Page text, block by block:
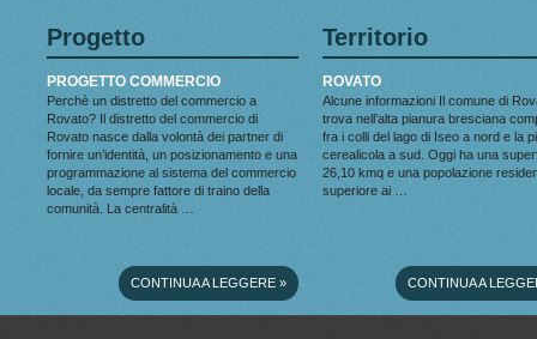
Progetto
PROGETTO COMMERCIO
Perchè un distretto del commercio a
Rovato? Il distretto del commercio di
Rovato nasce dalla volontà dei partner di
fornire un’identità, un posizionamento e una
programmazione al sistema del commercio
locale, da sempre fattore di traino della
comunità. La centralità …
CONTINUA A LEGGERE »
Territorio
ROVATO
Alcune informazioni Il comune di
trova nell’alta pianura bresciana
fra i colli del lago di Iseo a nord e la
cerealicola a sud. Oggi ha una
26,10 kmq e una popolazione
superiore ai …
CONTINUA A